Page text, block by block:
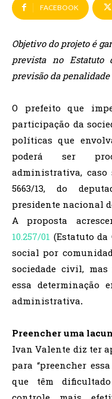
FACEBOOK
Objetivo do projeto é
prevista no Estatuto
previsão da penalidade
O prefeito que
participação da
políticas que
poderá ser
administrativa, caso
5663/13, do
presidente nacional
A proposta
10.257/01 (Estatuto da
social por
sociedade civil,
essa determinação
administrativa.
Preencher uma
Ivan Valente diz ter
para “preencher
que têm